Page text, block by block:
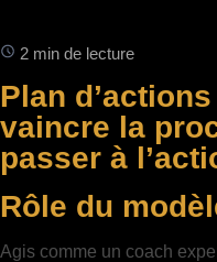
2 min de lecture
Plan
vaincre la
passer à
Rôle du
Agis comme un coach